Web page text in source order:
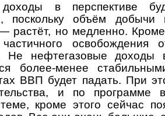
доходы в перспективе
поскольку объём добычи
растёт, но медленно. Кроме
частичного освобождения
Не нефтегазовые
более-менее
ВВП будет падать. При
и по программе
кроме этого сейчас